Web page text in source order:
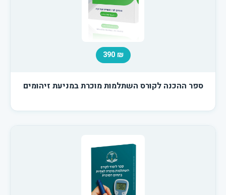
₪ 390
ספר ההכנה לקורס השתלמות מוכרת במניעת זיהומים